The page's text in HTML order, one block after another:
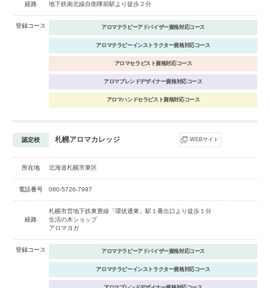
経路 地下鉄南北線自衛隊前駅より徒歩２分
登録コース アロマテラピーアドバイザー資格対応コース
アロマテラピーインストラクター資格対応コース
アロマセラピスト資格対応コース
アロマブレンドデザイナー資格対応コース
アロマハンドセラピスト資格対応コース
認定校 札幌アロマカレッジ WEBサイト
所在地 北海道札幌市東区
電話番号 080-5726-7997
経路
札幌市営地下鉄東豊線「環状通東」駅１番出口より徒歩１分
生活の木ショップ
アロマヨガ
登録コース アロマテラピーアドバイザー資格対応コース
アロマテラピーインストラクター資格対応コース